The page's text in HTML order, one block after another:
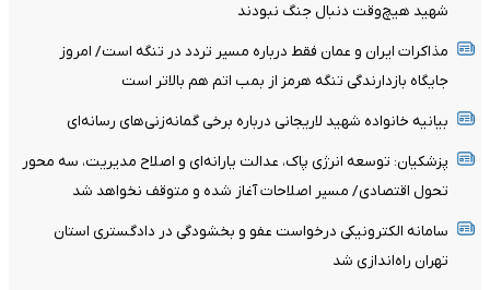
شهید هیچ‌وقت دنبال جنگ نبودند
مذاکرات ایران و عمان فقط درباره مسیر تردد در تنگه است/ امروز
جایگاه بازدارندگی تنگه هرمز از بمب اتم هم بالاتر است
بیانیه خانواده شهید لاریجانی درباره برخی گمانه‌زنی‌های رسانه‌ای
پزشکیان: توسعه انرژی پاک، عدالت یارانه‌ای و اصلاح مدیریت، سه محور
تحول اقتصادی/ مسیر اصلاحات آغاز شده و متوقف نخواهد شد
سامانه الکترونیکی درخواست عفو و بخشودگی در دادگستری استان
تهران راه‌اندازی شد